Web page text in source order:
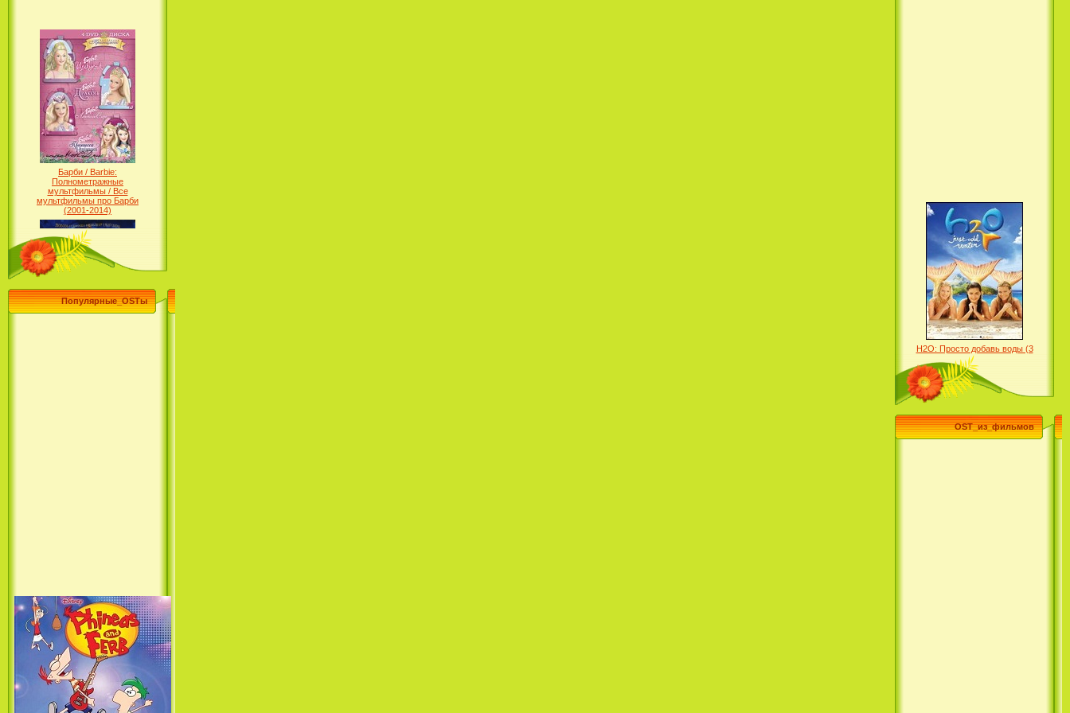
Барби / Barbie:
Полнометражные
мультфильмы / Все
мультфильмы про Барби
(2001-2014)
Фархат: Принц Персии /
Farhat: The Prince of the
Desert (сериал) (2004)
Популярные_OSTы
Семейка Крудс / The Croods
(2013)
Эпик / Epic (2013)
H2O: Просто добавь воды (3
Сезон) / H2O: Just Add Water
(3 Season) (сериал)
OST_из_фильмов